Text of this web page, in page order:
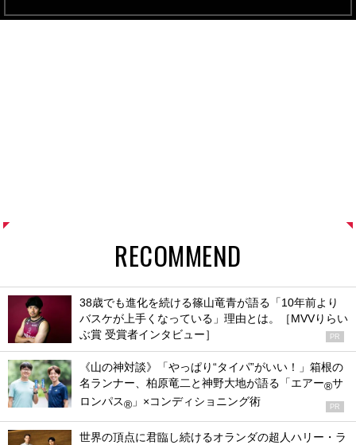
RECOMMEND
38歳でも進化を続ける篠山竜青が語る「10年前より
バスケが上手くなっている」理由とは。［MVVりらい
ぶ賞 受賞者インタビュー］
PR
《山の神対談》「やっぱり“タイパ”がいい！」箱根の
名ランナー、柏原竜二と神野大地が語る「エアー®サ
ロンパス® 」×コンディショニング術 PR
世界の頂点に君臨し続けるオランダの超人ハリー・ラ